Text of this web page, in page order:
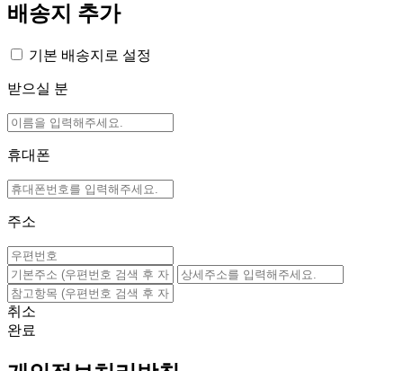
배송지 추가
기본 배송지로 설정
받으실 분
휴대폰
주소
취소
완료